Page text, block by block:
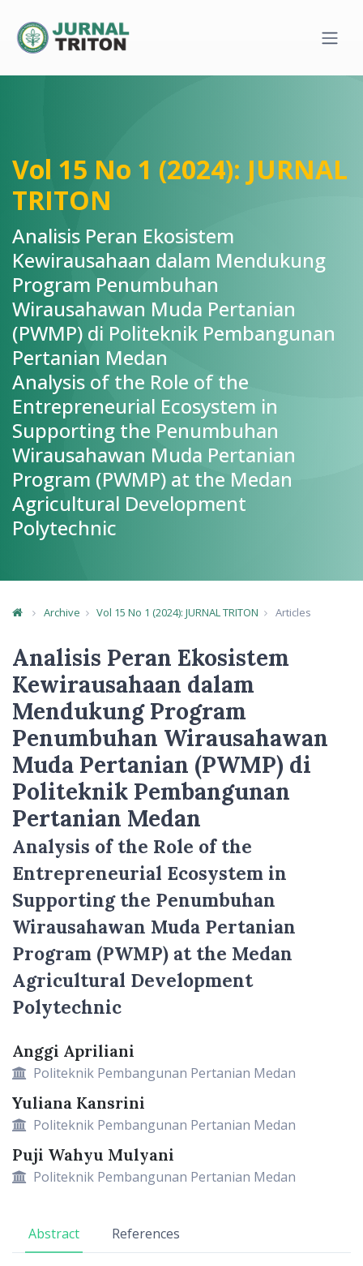
Quick jump to page content
Vol 15 No 1 (2024): JURNAL
TRITON
Analisis Peran Ekosistem
Kewirausahaan dalam Mendukung
Program Penumbuhan
Wirausahawan Muda Pertanian
(PWMP) di Politeknik Pembangunan
Pertanian Medan
Analysis of the Role of the
Entrepreneurial Ecosystem in
Supporting the Penumbuhan
Wirausahawan Muda Pertanian
Program (PWMP) at the Medan
Agricultural Development
Polytechnic
Archive Vol 15 No 1 (2024): JURNAL TRITON Articles
Analisis Peran Ekosistem
Kewirausahaan dalam
Mendukung Program
Penumbuhan Wirausahawan
Muda Pertanian (PWMP) di
Politeknik Pembangunan
Pertanian Medan
Analysis of the Role of the
Entrepreneurial Ecosystem in
Supporting the Penumbuhan
Wirausahawan Muda Pertanian
Program (PWMP) at the Medan
Agricultural Development
Polytechnic
Main Article Content
Anggi Apriliani
Politeknik Pembangunan Pertanian Medan
Yuliana Kansrini
Politeknik Pembangunan Pertanian Medan
Puji Wahyu Mulyani
Politeknik Pembangunan Pertanian Medan
Abstract References